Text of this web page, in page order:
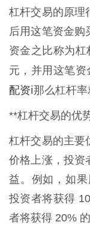
杠杆交易的原理
后用这笔资金购
资金之比称为
元，并用这笔
配资i那么杠杆率
**杠杆交易的优
杠杆交易的主要
价格上涨，投资
益。例如，如
投资者将获得
者将获得 20% 的